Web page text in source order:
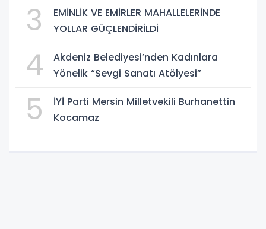
3
EMİNLİK VE EMİRLER MAHALLELERİNDE
YOLLAR GÜÇLENDİRİLDİ
4
Akdeniz Belediyesi’nden Kadınlara
Yönelik “Sevgi Sanatı Atölyesi”
5
İYİ Parti Mersin Milletvekili Burhanettin
Kocamaz